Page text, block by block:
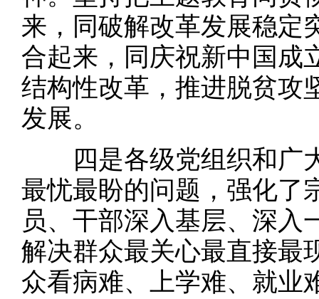
来，同破解改革发展稳定
合起来，同庆祝新中国成
结构性改革，推进脱贫攻
发展。
四是各级党组织和广
最忧最盼的问题，强化了
员、干部深入基层、深入
解决群众最关心最直接最
众看病难、上学难、就业